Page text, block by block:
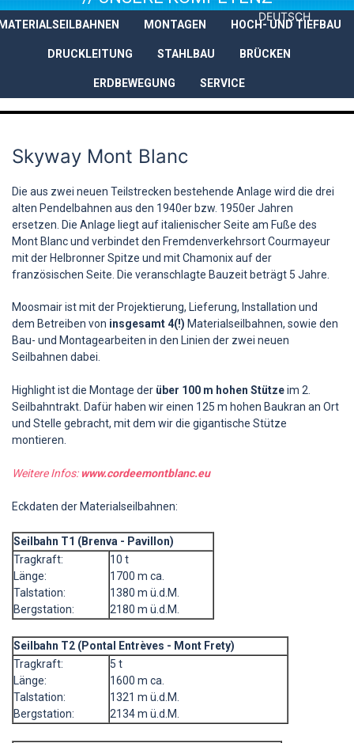
DEUTSCH
UNTERNEHMEN
LEISTUNGEN
MONTAGEN HOCH- UND TIEFBAU
DRUCKLEITUNG STAHLBAU BRÜCKEN
ERDBEWEGUNG SERVICE
Skyway Mont Blanc
Die aus zwei neuen Teilstrecken bestehende Anlage wird die drei
alten Pendelbahnen aus den 1940er bzw. 1950er Jahren
ersetzen. Die Anlage liegt auf italienischer Seite am Fuße des
Mont Blanc und verbindet den Fremdenverkehrsort Courmayeur
mit der Helbronner Spitze und mit Chamonix auf der
französischen Seite. Die veranschlagte Bauzeit beträgt 5 Jahre.
Moosmair ist mit der Projektierung, Lieferung, Installation und
dem Betreiben von insgesamt 4(!) Materialseilbahnen, sowie den
Bau- und Montagearbeiten in den Linien der zwei neuen
Seilbahnen dabei.
Highlight ist die Montage der über 100 m hohen Stützeim 2.
Seilbahntrakt. Dafür haben wir einen 125 m hohen Baukran an Ort
und Stelle gebracht, mit dem wir die gigantische Stütze
montieren.
Weitere Infos: www.cordeemontblanc.eu
Eckdaten der Materialseilbahnen:
Seilbahn T1 (Brenva - Pavillon)
Tragkraft:
Länge:
Talstation:
Bergstation:
10 t
1700 m ca.
1380 m ü.d.M.
2180 m ü.d.M.
Seilbahn T2 (Pontal Entrèves - Mont Frety)
Tragkraft:
Länge:
Talstation:
Bergstation:
5 t
1600 m ca.
1321 m ü.d.M.
2134 m ü.d.M.